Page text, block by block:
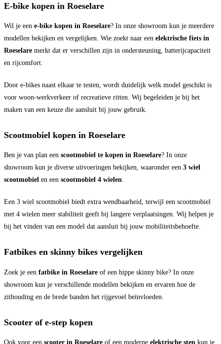
E-bike kopen in Roeselare
Wil je een e-bike kopen in Roeselare? In onze showroom kun je meerdere
modellen bekijken en vergelijken. Wie zoekt naar een elektrische fiets in
Roeselare merkt dat er verschillen zijn in ondersteuning, batterijcapaciteit
en rijcomfort.
Door e-bikes naast elkaar te testen, wordt duidelijk welk model geschikt is
voor woon-werkverkeer of recreatieve ritten. Wij begeleiden je bij het
maken van een keuze die aansluit bij jouw gebruik.
Scootmobiel kopen in Roeselare
Ben je van plan een scootmobiel te kopen in Roeselare? In onze
showroom kun je diverse uitvoeringen bekijken, waaronder een 3 wiel
scootmobiel en een scootmobiel 4 wielen.
Een 3 wiel scootmobiel biedt extra wendbaarheid, terwijl een scootmobiel
met 4 wielen meer stabiliteit geeft bij langere verplaatsingen. Wij helpen je
bij het vinden van een model dat aansluit bij jouw mobiliteitsbehoefte.
Fatbikes en skinny bikes vergelijken
Zoek je een fatbike in Roeselare of een hippe skinny bike? In onze
showroom kun je verschillende modellen bekijken en ervaren hoe de
zithouding en de brede banden het rijgevoel beïnvloeden.
Scooter of e-step kopen
Ook voor een scooter in Roeselare of een moderne elektrische step kun je